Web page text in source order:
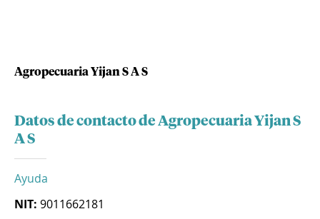
Agropecuaria Yijan S A S
Datos de contacto de Agropecuaria Yijan S
A S
Ayuda
NIT: 9011662181